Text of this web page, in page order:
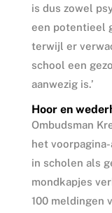
is dus zowel
een potentieel
terwijl er
school een
aanwezig is.’
Hoor en
Ombudsman
het
in scholen als
mondkapjes
100 meldingen